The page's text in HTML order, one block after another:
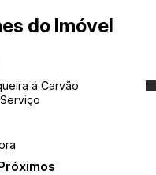
e gás individuais
de garagem
do condomínio:
social
do Imóvel
á Carvão